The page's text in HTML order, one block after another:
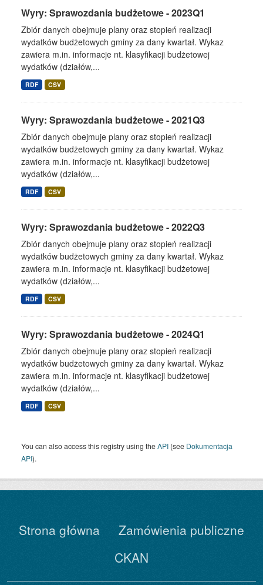
Wyry: Sprawozdania budżetowe - 2023Q1
Zbiór danych obejmuje plany oraz stopień realizacji
wydatków budżetowych gminy za dany kwartał. Wykaz
zawiera m.in. informacje nt. klasyfikacji budżetowej
wydatków (działów,...
RDF CSV
Wyry: Sprawozdania budżetowe - 2021Q3
Zbiór danych obejmuje plany oraz stopień realizacji
wydatków budżetowych gminy za dany kwartał. Wykaz
zawiera m.in. informacje nt. klasyfikacji budżetowej
wydatków (działów,...
RDF CSV
Wyry: Sprawozdania budżetowe - 2022Q3
Zbiór danych obejmuje plany oraz stopień realizacji
wydatków budżetowych gminy za dany kwartał. Wykaz
zawiera m.in. informacje nt. klasyfikacji budżetowej
wydatków (działów,...
RDF CSV
Wyry: Sprawozdania budżetowe - 2024Q1
Zbiór danych obejmuje plany oraz stopień realizacji
wydatków budżetowych gminy za dany kwartał. Wykaz
zawiera m.in. informacje nt. klasyfikacji budżetowej
wydatków (działów,...
RDF CSV
You can also access this registry using theAPI (see Dokumentacja
API).
Strona główna
Zamówienia publiczne
CKAN